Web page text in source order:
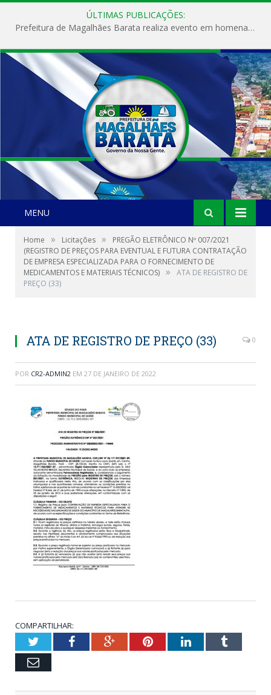
ÚLTIMAS PUBLICAÇÕES:
Prefeitura de Magalhães Barata realiza evento em homenagem ao Dia Internacional da Mulher
MENU
Home » Licitações »
PREGÃO ELETRÔNICO Nº 007/2021
(REGISTRO DE PREÇOS PARA EVENTUAL E FUTURA CONTRATAÇÃO
DE EMPRESA ESPECIALIZADA PARA O FORNECIMENTO DE
MEDICAMENTOS E MATERIAIS TÉCNICOS) »
ATA DE REGISTRO DE
PREÇO (33)
ATA DE REGISTRO DE PREÇO (33) 0
POR CR2-ADMIN2 EM 27 DE JANEIRO DE 2022
COMPARTILHAR:
TwitterFacebookGoogle+PinterestLinkedInTumblr
Email